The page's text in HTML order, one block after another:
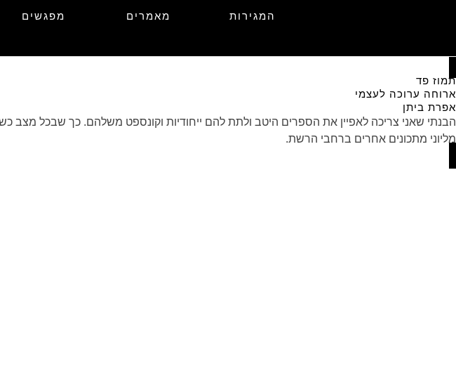
המגירות מאמרים מפגשים
תמוז פד
ארוחה ערוכה לעצמי
אפרת ביתן
הבנתי שאני צריכה לאפיין את הספרים היטב ולתת להם ייחודיות וקונספט משלהם. כך שבכל
מליוני מתכונים אחרים ברחבי הרשת.